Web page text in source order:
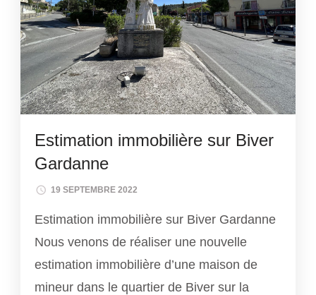
Estimation immobilière sur Biver
Gardanne
19 SEPTEMBRE 2022
Estimation immobilière sur Biver Gardanne
Nous venons de réaliser une nouvelle
estimation immobilière d’une maison de
mineur dans le quartier de Biver sur la